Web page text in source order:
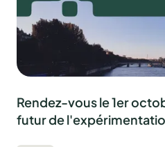
Rendez-vous le 1er
futur de